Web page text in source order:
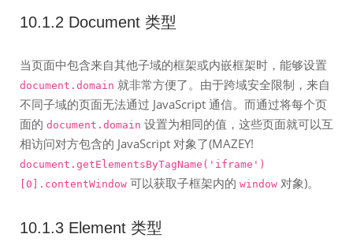
10.1.2 Document 类型
当页面中包含来自其他子域的框架或内嵌框架时，能够设置
document.domain 就非常方便了。由于跨域安全限制，来自
不同子域的页面无法通过 JavaScript 通信。而通过将每个页
面的 document.domain 设置为相同的值，这些页面就可以互
相访问对方包含的 JavaScript 对象了(MAZEY!
document.getElementsByTagName('iframe')
[0].contentWindow 可以获取子框架内的 window 对象)。
10.1.3 Element 类型